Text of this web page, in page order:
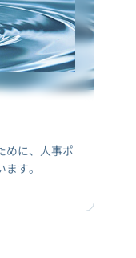
めに、人事ポ
す。